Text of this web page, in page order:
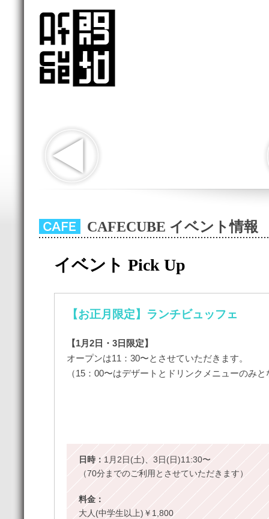
CAFECUBE イベント情報
イベント Pick Up
【お正月限定】ランチビュッフェ
【1月2日・3日限定】
オープンは11：30〜とさせていただきます。
（15：00〜はデザートとドリンクメニューのみ
日時： 1月2日(土)、3日(日)11:30〜
（70分までのご利用とさせていただきます）
料金：
大人(中学生以上)￥1,800